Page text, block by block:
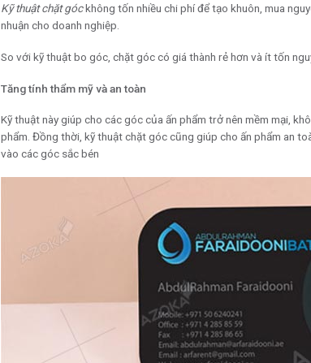
Kỹ thuật chặt góckhông tốn nhiều chi phí để tạo khuôn, mua
nhuận cho doanh nghiệp.
So với kỹ thuật bo góc, chặt góc có giá thành rẻ hơn và ít tốn
Tăng tính thẩm mỹ và an toàn
Kỹ thuật này giúp cho các góc của ấn phẩm trở nên mềm mại,
phẩm. Đồng thời, kỹ thuật chặt góc cũng giúp cho ấn phẩm an
vào các góc sắc bén